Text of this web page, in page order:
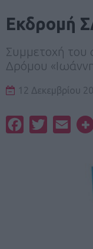
Εκδρομή
Συμμετοχή του
Δρόμου
12 Δεκεμβρίου
FacebookTwitter